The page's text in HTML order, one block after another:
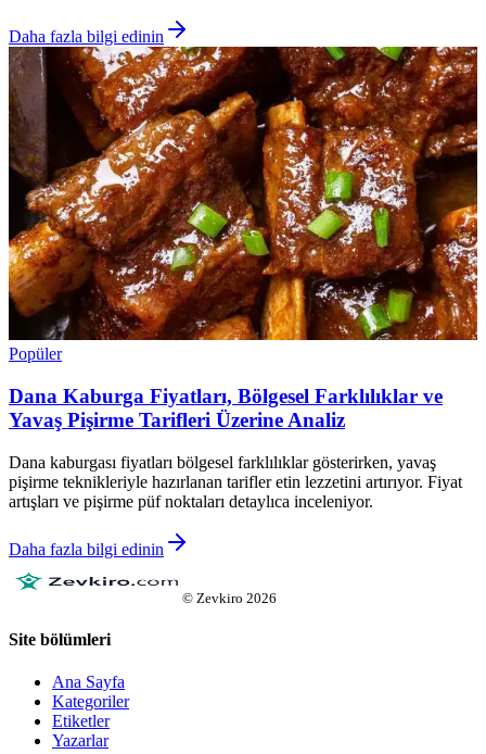
Daha fazla bilgi edinin
Popüler
Dana Kaburga Fiyatları, Bölgesel Farklılıklar ve
Yavaş Pişirme Tarifleri Üzerine Analiz
Dana kaburgası fiyatları bölgesel farklılıklar gösterirken, yavaş
pişirme teknikleriyle hazırlanan tarifler etin lezzetini artırıyor. Fiyat
artışları ve pişirme püf noktaları detaylıca inceleniyor.
Daha fazla bilgi edinin
© Zevkiro 2026
Site bölümleri
Ana Sayfa
Kategoriler
Etiketler
Yazarlar